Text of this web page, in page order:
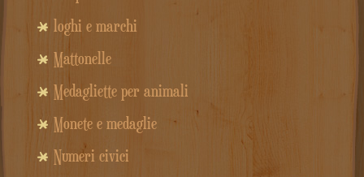
loghi e marchi
Mattonelle
Medagliette per animali
Monete e medaglie
Numeri civici